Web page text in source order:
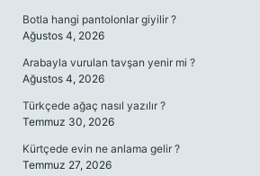
Botla hangi pantolonlar giyilir ?
Ağustos 4, 2026
Arabayla vurulan tavşan yenir mi ?
Ağustos 4, 2026
Türkçede ağaç nasıl yazılır ?
Temmuz 30, 2026
Kürtçede evin ne anlama gelir ?
Temmuz 27, 2026